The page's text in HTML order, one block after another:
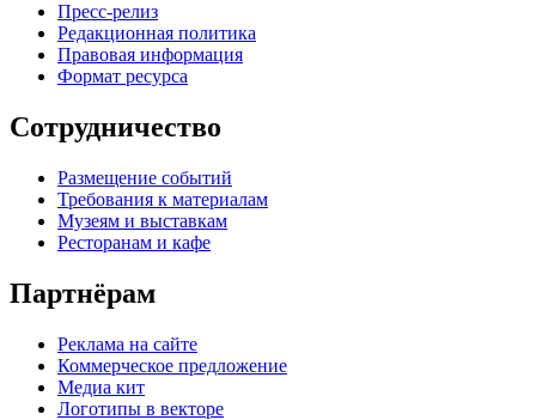
Пресс-релиз
Редакционная политика
Правовая информация
Формат ресурса
Сотрудничество
Размещение событий
Требования к материалам
Музеям и выставкам
Ресторанам и кафе
Партнёрам
Реклама на сайте
Коммерческое предложение
Медиа кит
Логотипы в векторе